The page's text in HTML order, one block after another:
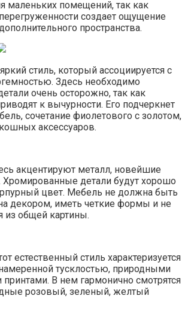
маленьких помещений, так как
перегруженности создает ощущение
пространства.
стиль, который ассоциируется с
Здесь необходимо
очень осторожно, так как
к вычурности. Его подчеркнет
сочетание фиолетового с золотом,
аксессуаров.
акцентируют металл, новейшие
Хромированные детали будут хорошо
цвет. Мебель не должна быть
декором, иметь четкие формы и не
из общей картины.
естественный стиль характеризуется
тусклостью, природными
В нем гармонично смотрятся
розовый, зеленый, желтый